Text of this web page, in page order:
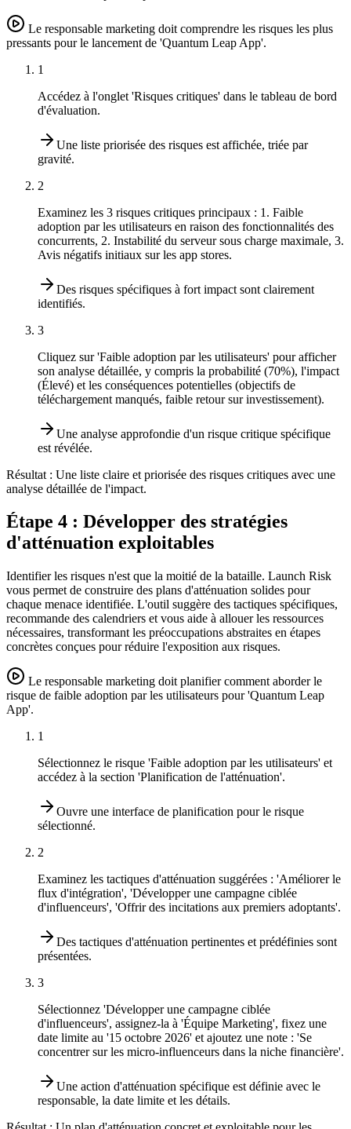
Le responsable marketing doit comprendre les risques les plus
pressants pour le lancement de 'Quantum Leap App'.
1
Accédez à l'onglet 'Risques critiques' dans le tableau de bord
d'évaluation.
Une liste priorisée des risques est affichée, triée par
gravité.
2
Examinez les 3 risques critiques principaux : 1. Faible
adoption par les utilisateurs en raison des fonctionnalités des
concurrents, 2. Instabilité du serveur sous charge maximale, 3.
Avis négatifs initiaux sur les app stores.
Des risques spécifiques à fort impact sont clairement
identifiés.
3
Cliquez sur 'Faible adoption par les utilisateurs' pour afficher
son analyse détaillée, y compris la probabilité (70%), l'impact
(Élevé) et les conséquences potentielles (objectifs de
téléchargement manqués, faible retour sur investissement).
Une analyse approfondie d'un risque critique spécifique
est révélée.
Résultat : Une liste claire et priorisée des risques critiques avec une
analyse détaillée de l'impact.
Étape 4 : Développer des stratégies
d'atténuation exploitables
Identifier les risques n'est que la moitié de la bataille. Launch Risk
vous permet de construire des plans d'atténuation solides pour
chaque menace identifiée. L'outil suggère des tactiques spécifiques,
recommande des calendriers et vous aide à allouer les ressources
nécessaires, transformant les préoccupations abstraites en étapes
concrètes conçues pour réduire l'exposition aux risques.
Le responsable marketing doit planifier comment aborder le
risque de faible adoption par les utilisateurs pour 'Quantum Leap
App'.
1
Sélectionnez le risque 'Faible adoption par les utilisateurs' et
accédez à la section 'Planification de l'atténuation'.
Ouvre une interface de planification pour le risque
sélectionné.
2
Examinez les tactiques d'atténuation suggérées : 'Améliorer le
flux d'intégration', 'Développer une campagne ciblée
d'influenceurs', 'Offrir des incitations aux premiers adoptants'.
Des tactiques d'atténuation pertinentes et prédéfinies sont
présentées.
3
Sélectionnez 'Développer une campagne ciblée
d'influenceurs', assignez-la à 'Équipe Marketing', fixez une
date limite au '15 octobre 2026' et ajoutez une note : 'Se
concentrer sur les micro-influenceurs dans la niche financière'.
Une action d'atténuation spécifique est définie avec le
responsable, la date limite et les détails.